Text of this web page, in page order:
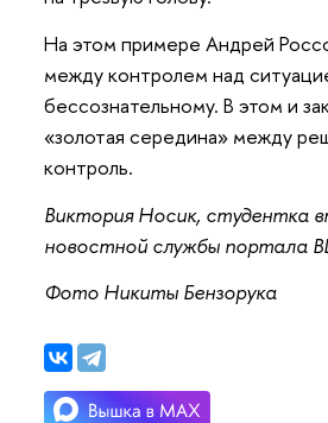
На этом примере Андрей
между контролем над
бессознательному. В этом и
«золотая середина» между
контроль.
Виктория Носик, студентка
новостной службы портала
Фото Никиты Бензорука